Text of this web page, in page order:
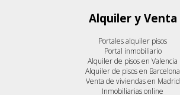
Alquiler y Venta
Portales alquiler pisos
Portal inmobiliario
Alquiler de pisos en Valencia
Alquiler de pisos en Barcelona
Venta de viviendas en Madrid
Inmobiliarias online